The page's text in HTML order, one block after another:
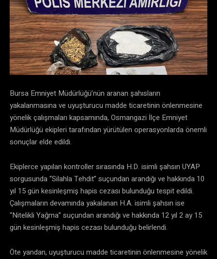
Bursa Emniyet Müdürlüğü’nün aranan şahısların
yakalanmasına ve uyuşturucu madde ticaretinin önlenmesine
yönelik çalışmaları kapsamında, Osmangazi İlçe Emniyet
Müdürlüğü ekipleri tarafından yürütülen operasyonlarda önemli
sonuçlar elde edildi.
Ekiplerce yapılan kontroller sırasında H.D. isimli şahsın UYAP
sorgusunda “Silahla Tehdit” suçundan arandığı ve hakkında 10
yıl 15 gün kesinleşmiş hapis cezası bulunduğu tespit edildi.
Çalışmaların devamında yakalanan H.A. isimli şahsın ise
“Nitelikli Yağma” suçundan arandığı ve hakkında 12 yıl 2 ay 15
gün kesinleşmiş hapis cezası bulunduğu belirlendi.
Öte yandan, uyuşturucu madde ticaretinin önlenmesine yönelik